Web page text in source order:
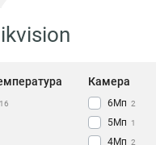
16
Камера
6Мп 2
5Мп 1
4Мп 2